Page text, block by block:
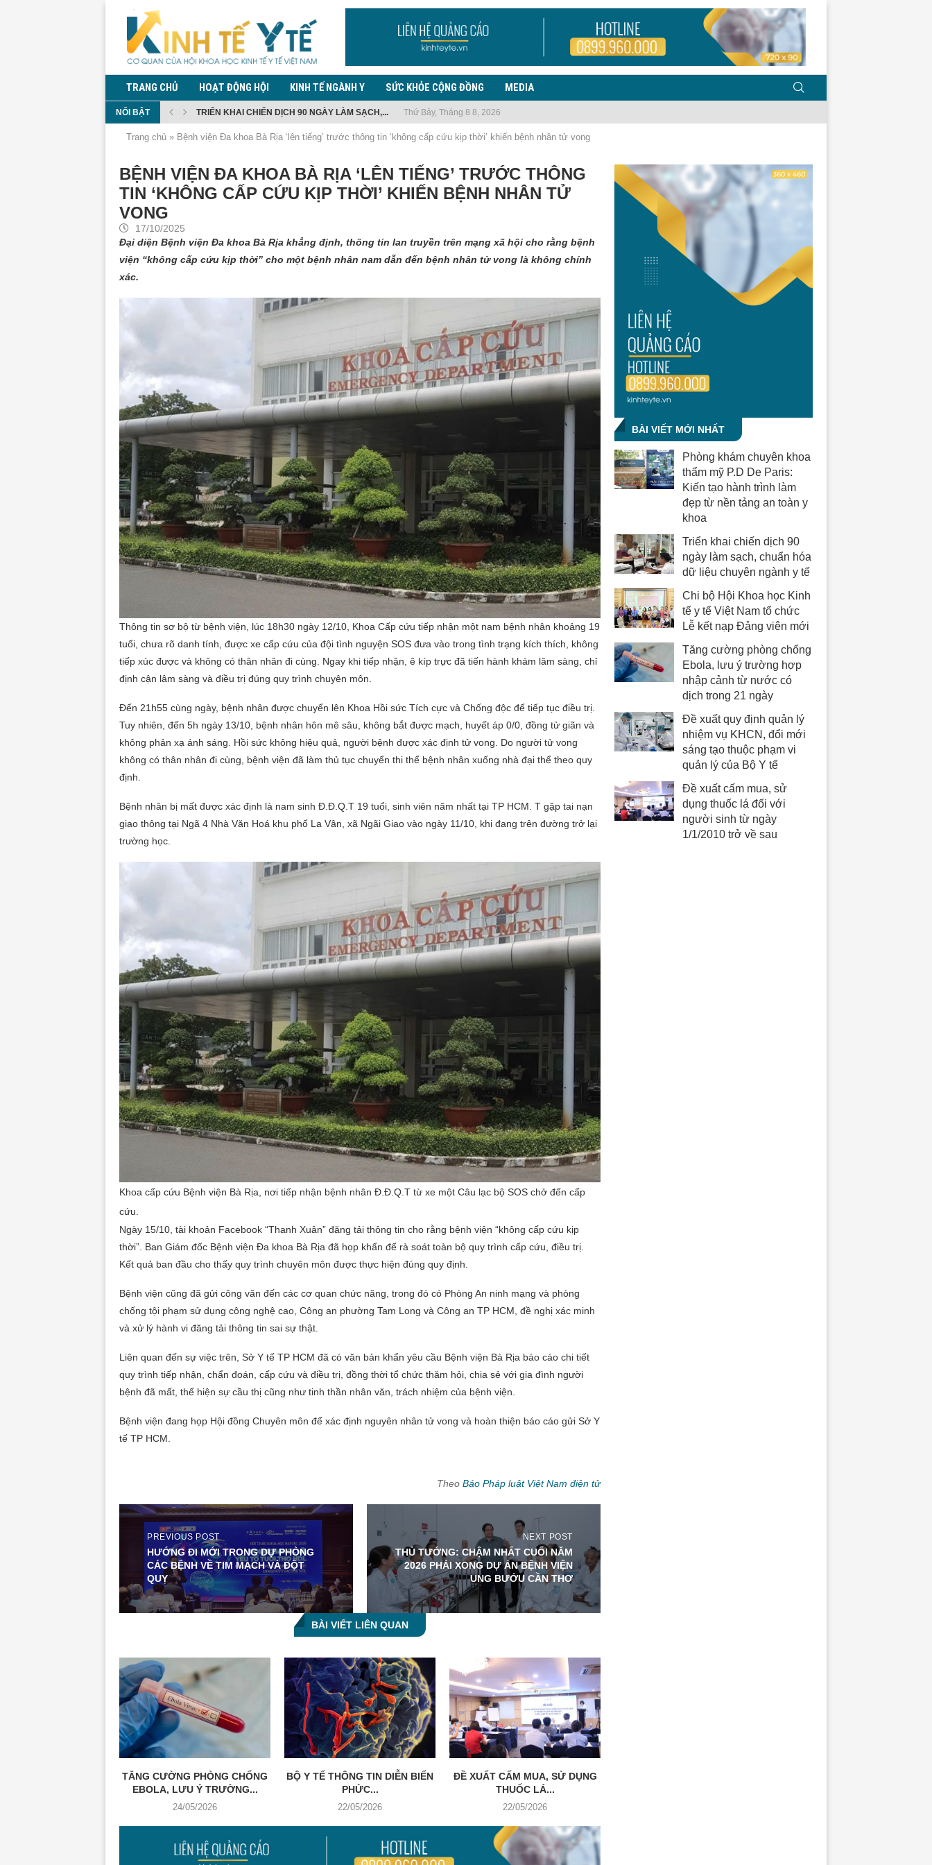
TRANG CHỦ HOẠT ĐỘNG HỘI KINH TẾ NGÀNH Y SỨC KHỎE CỘNG ĐỒNG MEDIA
NỔI BẬT TRIỂN KHAI CHIẾN DỊCH 90 NGÀY LÀM SẠCH,...
CHI BỘ HỘI KHOA HỌC KINH TẾ Y...
TĂNG CƯỜNG PHÒNG CHỐNG EBOLA, LƯU Ý TRƯỜNG...
ĐỀ XUẤT QUY ĐỊNH QUẢN LÝ NHIỆM VỤ...
ĐỀ XUẤT CẤM MUA, SỬ DỤNG THUỐC LÁ...
BỘ Y TẾ THÔNG TIN DIỄN BIẾN PHỨC...
QUY ĐỊNH GIÁM SÁT TRONG PHÒNG, CHỐNG BỆNH...
KIỂM DỊCH Y TẾ ĐỐI VỚI NGƯỜI NHẬP...
PHÓ THỦ TƯỚNG PHẠM THỊ THANH TRÀ CHIA...
Thứ Bảy, Tháng 8 8, 2026
Trang chủ » Bệnh viện Đa khoa Bà Rịa ‘lên tiếng’ trước thông tin ‘không cấp cứu kịp thời’ khiến bệnh nhân tử vong
BỆNH VIỆN ĐA KHOA BÀ RỊA ‘LÊN TIẾNG’ TRƯỚC THÔNG
TIN ‘KHÔNG CẤP CỨU KỊP THỜI’ KHIẾN BỆNH NHÂN TỬ
VONG
17/10/2025
Đại diện Bệnh viện Đa khoa Bà Rịa khẳng định, thông tin lan truyền trên mạng xã hội cho rằng bệnh
viện “không cấp cứu kịp thời” cho một bệnh nhân nam dẫn đến bệnh nhân tử vong là không chính
xác.
Thông tin sơ bộ từ bệnh viện, lúc 18h30 ngày 12/10, Khoa Cấp cứu tiếp nhận một nam bệnh nhân khoảng 19
tuổi, chưa rõ danh tính, được xe cấp cứu của đội tình nguyện SOS đưa vào trong tình trạng kích thích, không
tiếp xúc được và không có thân nhân đi cùng. Ngay khi tiếp nhận, ê kíp trực đã tiến hành khám lâm sàng, chỉ
định cận lâm sàng và điều trị đúng quy trình chuyên môn.
Đến 21h55 cùng ngày, bệnh nhân được chuyển lên Khoa Hồi sức Tích cực và Chống độc để tiếp tục điều trị.
Tuy nhiên, đến 5h ngày 13/10, bệnh nhân hôn mê sâu, không bắt được mạch, huyết áp 0/0, đồng tử giãn và
không phản xạ ánh sáng. Hồi sức không hiệu quả, người bệnh được xác định tử vong. Do người tử vong
không có thân nhân đi cùng, bệnh viện đã làm thủ tục chuyển thi thể bệnh nhân xuống nhà đại thể theo quy
định.
Bệnh nhân bị mất được xác định là nam sinh Đ.Đ.Q.T 19 tuổi, sinh viên năm nhất tại TP HCM. T gặp tai nạn
giao thông tại Ngã 4 Nhà Văn Hoá khu phố La Vân, xã Ngãi Giao vào ngày 11/10, khi đang trên đường trở lại
trường học.
Khoa cấp cứu Bệnh viện Bà Rịa, nơi tiếp nhận bệnh nhân Đ.Đ.Q.T từ xe một Câu lạc bộ SOS chở đến cấp
cứu.
Ngày 15/10, tài khoản Facebook “Thanh Xuân” đăng tải thông tin cho rằng bệnh viện “không cấp cứu kịp
thời”. Ban Giám đốc Bệnh viện Đa khoa Bà Rịa đã họp khẩn để rà soát toàn bộ quy trình cấp cứu, điều trị.
Kết quả ban đầu cho thấy quy trình chuyên môn được thực hiện đúng quy định.
Bệnh viện cũng đã gửi công văn đến các cơ quan chức năng, trong đó có Phòng An ninh mạng và phòng
chống tội phạm sử dụng công nghệ cao, Công an phường Tam Long và Công an TP HCM, đề nghị xác minh
và xử lý hành vi đăng tải thông tin sai sự thật.
Liên quan đến sự việc trên, Sở Y tế TP HCM đã có văn bản khẩn yêu cầu Bệnh viện Bà Rịa báo cáo chi tiết
quy trình tiếp nhận, chẩn đoán, cấp cứu và điều trị, đồng thời tổ chức thăm hỏi, chia sẻ với gia đình người
bệnh đã mất, thể hiện sự cầu thị cũng như tinh thần nhân văn, trách nhiệm của bệnh viện.
Bệnh viện đang họp Hội đồng Chuyên môn để xác định nguyên nhân tử vong và hoàn thiện báo cáo gửi Sở Y
tế TP HCM.
Theo Báo Pháp luật Việt Nam điện tử
PREVIOUS POST
HƯỚNG ĐI MỚI TRONG DỰ PHÒNG
CÁC BỆNH VỀ TIM MẠCH VÀ ĐỘT
QUỴ
NEXT POST
THỦ TƯỚNG: CHẬM NHẤT CUỐI NĂM
2026 PHẢI XONG DỰ ÁN BỆNH VIỆN
UNG BƯỚU CẦN THƠ
BÀI VIẾT LIÊN QUAN
TĂNG CƯỜNG PHÒNG CHỐNG
EBOLA, LƯU Ý TRƯỜNG...
24/05/2026
BỘ Y TẾ THÔNG TIN DIỄN BIẾN
PHỨC...
22/05/2026
ĐỀ XUẤT CẤM MUA, SỬ DỤNG
THUỐC LÁ...
22/05/2026
BÀI VIẾT MỚI NHẤT
Phòng khám chuyên khoa
thẩm mỹ P.D De Paris:
Kiến tạo hành trình làm
đẹp từ nền tảng an toàn y
khoa
Triển khai chiến dịch 90
ngày làm sạch, chuẩn hóa
dữ liệu chuyên ngành y tế
Chi bộ Hội Khoa học Kinh
tế y tế Việt Nam tổ chức
Lễ kết nạp Đảng viên mới
Tăng cường phòng chống
Ebola, lưu ý trường hợp
nhập cảnh từ nước có
dịch trong 21 ngày
Đề xuất quy định quản lý
nhiệm vụ KHCN, đổi mới
sáng tạo thuộc phạm vi
quản lý của Bộ Y tế
Đề xuất cấm mua, sử
dụng thuốc lá đối với
người sinh từ ngày
1/1/2010 trở về sau